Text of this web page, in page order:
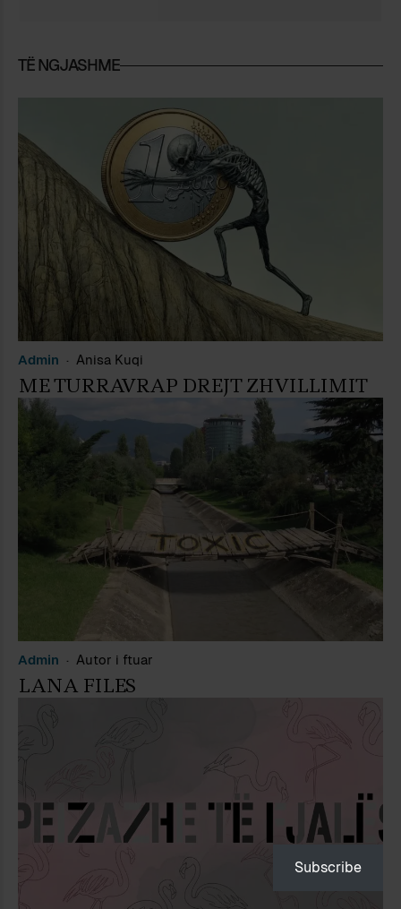
TË NGJASHME
Admin Anisa Kuqi
ME TURRAVRAP DREJT ZHVILLIMIT
Admin Autor i ftuar
LANA FILES
Subscribe